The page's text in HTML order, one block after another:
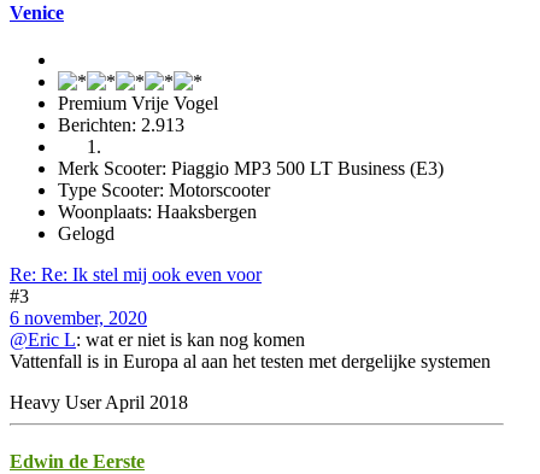
Venice
Premium Vrije Vogel
Berichten: 2.913
Merk Scooter: Piaggio MP3 500 LT Business (E3)
Type Scooter: Motorscooter
Woonplaats: Haaksbergen
Gelogd
Re: Re: Ik stel mij ook even voor
#3
6 november, 2020
@Eric L: wat er niet is kan nog komen
Vattenfall is in Europa al aan het testen met dergelijke systemen
Heavy User April 2018
Edwin de Eerste